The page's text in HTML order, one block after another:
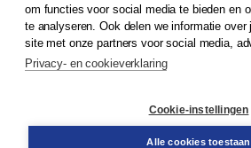
© 2026Koninklijke Boom uitgevers
Bestellen
om functies voor social media te bieden en
te analyseren. Ook delen we informatie over
site met onze partners voor social media,
Privacy- en cookieverklaring
Cookie-instellingen
Alle cookies toestaan